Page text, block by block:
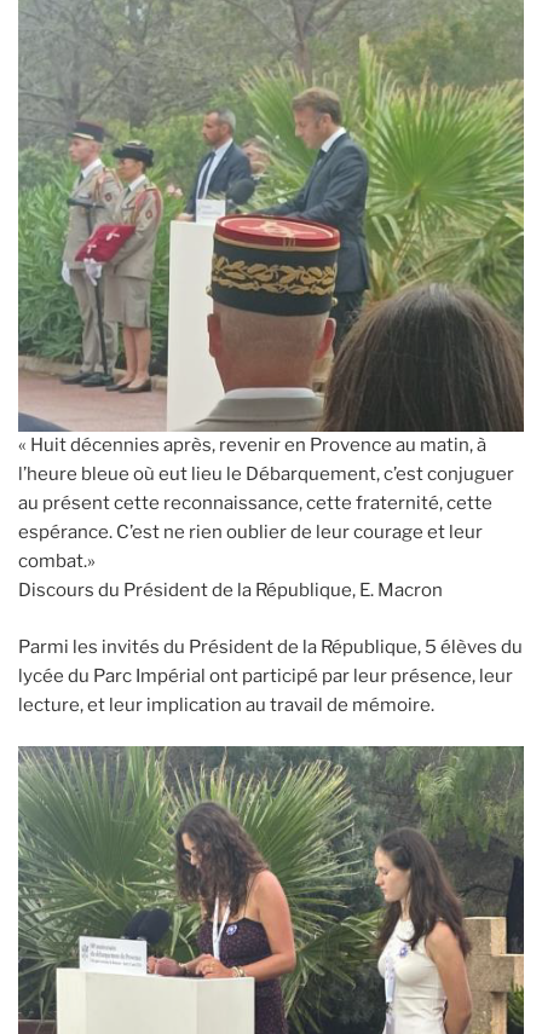
« Huit décennies après, revenir en Provence au matin, à
l’heure bleue où eut lieu le Débarquement, c’est conjuguer
au présent cette reconnaissance, cette fraternité, cette
espérance. C’est ne rien oublier de leur courage et leur
combat.»
Discours du Président de la République, E. Macron
Parmi les invités du Président de la République, 5 élèves du
lycée du Parc Impérial ont participé par leur présence, leur
lecture, et leur implication au travail de mémoire.